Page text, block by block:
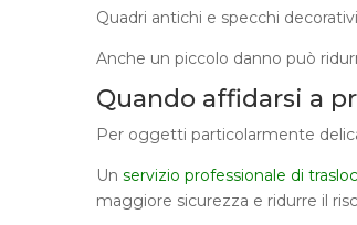
Quadri antichi e specchi
Anche un piccolo danno può
Quando affidarsi a
Per oggetti particolarmente
Un servizio professionale di
maggiore sicurezza e ridurre il